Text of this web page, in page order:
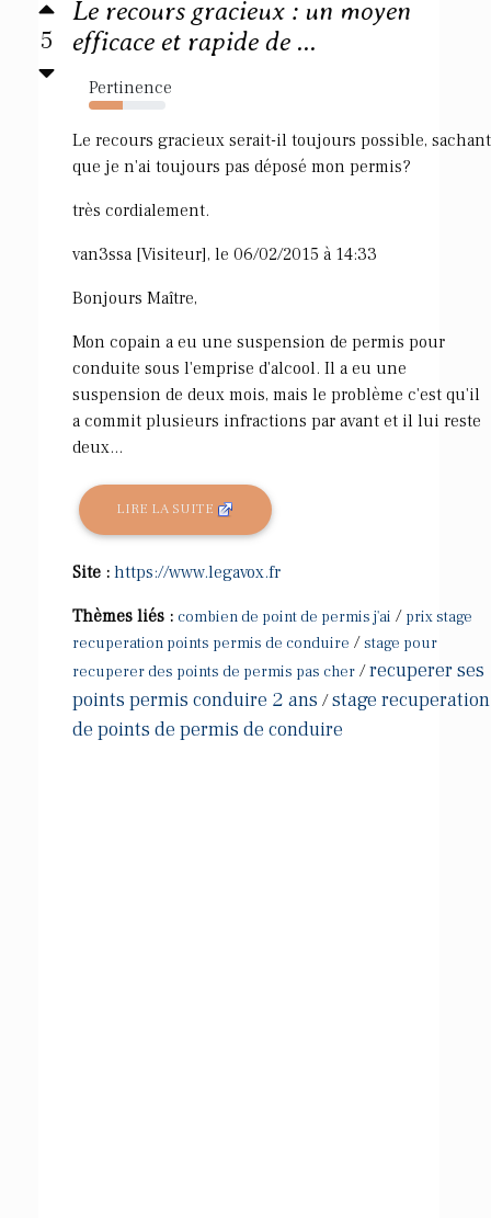
5
Le recours gracieux : un moyen
efficace et rapide de ...
Pertinence
44%
Le recours gracieux serait-il toujours possible, sachant
que je n'ai toujours pas déposé mon permis?
très cordialement.
van3ssa [Visiteur], le 06/02/2015 à 14:33
Bonjours Maître,
Mon copain a eu une suspension de permis pour
conduite sous l'emprise d'alcool. Il a eu une
suspension de deux mois, mais le problème c'est qu'il
a commit plusieurs infractions par avant et il lui reste
deux...
LIRE LA SUITE
Site : https://www.legavox.fr
Thèmes liés : combien de point de permis j'ai / prix stage
recuperation points permis de conduire /stage pour
recuperer des points de permis pas cher /recuperer ses
points permis conduire 2 ans /stage recuperation
de points de permis de conduire